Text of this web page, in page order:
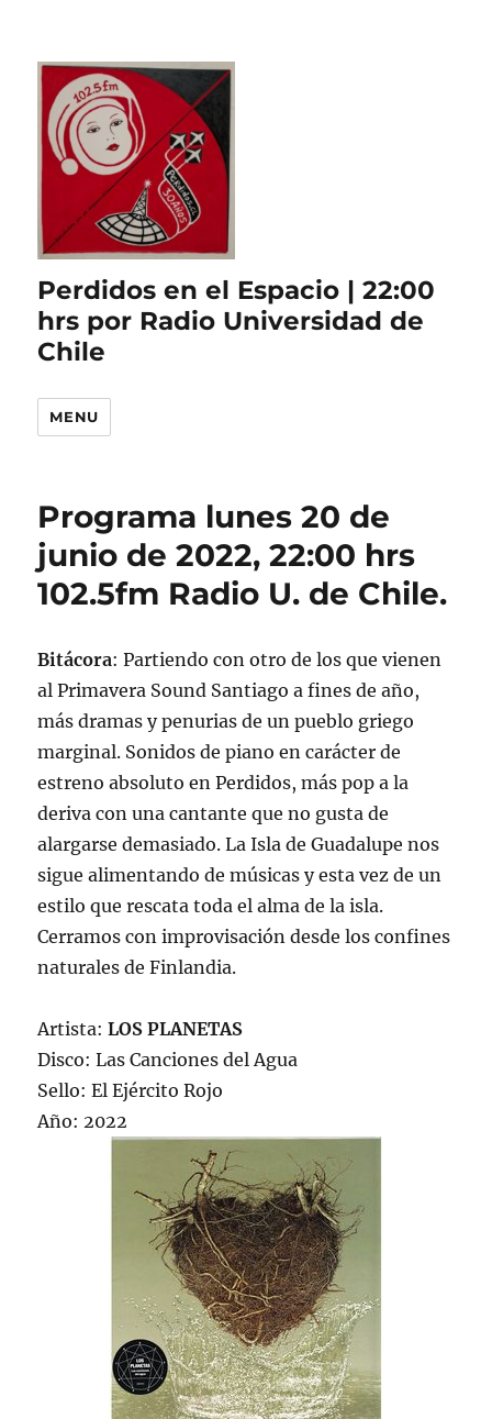
Perdidos en el Espacio | 22:00
hrs por Radio Universidad de
Chile
MENU
Programa lunes 20 de
junio de 2022, 22:00 hrs
102.5fm Radio U. de Chile.
Bitácora: Partiendo con otro de los que vienen
al Primavera Sound Santiago a fines de año,
más dramas y penurias de un pueblo griego
marginal. Sonidos de piano en carácter de
estreno absoluto en Perdidos, más pop a la
deriva con una cantante que no gusta de
alargarse demasiado. La Isla de Guadalupe nos
sigue alimentando de músicas y esta vez de un
estilo que rescata toda el alma de la isla.
Cerramos con improvisación desde los confines
naturales de Finlandia.
Artista:LOS PLANETAS
Disco: Las Canciones del Agua
Sello: El Ejército Rojo
Año: 2022